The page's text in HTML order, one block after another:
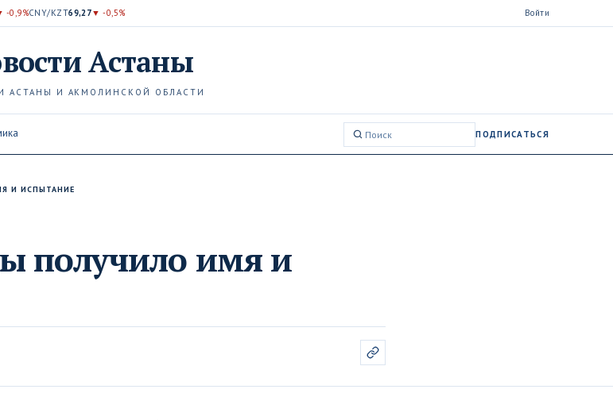
-0,9%CNY/KZT69,27▼ -0,5% Войти
Астаны
АСТАНЫ И АКМОЛИНСКОЙ ОБЛАСТИ
Поиск:
ПОДПИСАТЬСЯ
И ИСПЫТАНИЕ
получило имя и